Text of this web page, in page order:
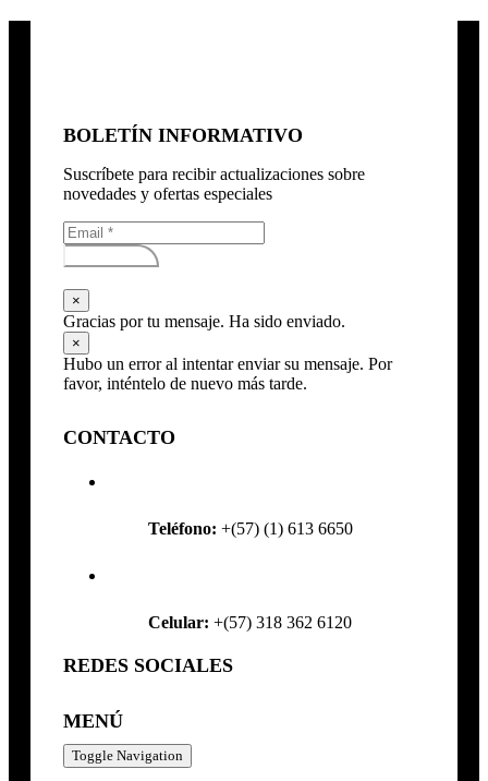
BOLETÍN INFORMATIVO
Suscríbete para recibir actualizaciones sobre
novedades y ofertas especiales
Subscribirse
×
Gracias por tu mensaje. Ha sido enviado.
×
Hubo un error al intentar enviar su mensaje. Por
favor, inténtelo de nuevo más tarde.
CONTACTO
Teléfono: +(57) (1) 613 6650
Celular: +(57) 318 362 6120
REDES SOCIALES
MENÚ
Toggle Navigation